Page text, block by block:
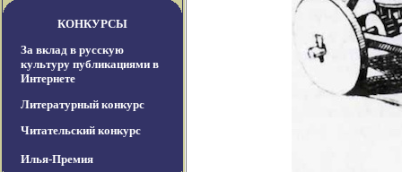
КОНКУРСЫ
За вклад в русскую
культуру публикациями в
Интернете
Литературный конкурс
Читательский конкурс
Илья-Премия